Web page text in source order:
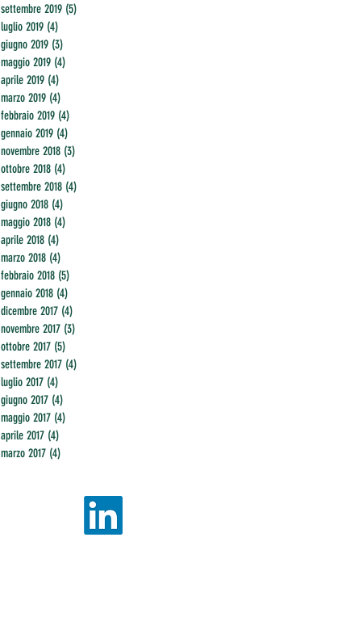
settembre 2019 (5)
luglio 2019 (4)
giugno 2019 (3)
maggio 2019 (4)
aprile 2019 (4)
marzo 2019 (4)
febbraio 2019 (4)
gennaio 2019 (4)
novembre 2018 (3)
ottobre 2018 (4)
settembre 2018 (4)
giugno 2018 (4)
maggio 2018 (4)
aprile 2018 (4)
marzo 2018 (4)
febbraio 2018 (5)
gennaio 2018 (4)
dicembre 2017 (4)
novembre 2017 (3)
ottobre 2017 (5)
settembre 2017 (4)
luglio 2017 (4)
giugno 2017 (4)
maggio 2017 (4)
aprile 2017 (4)
marzo 2017 (4)